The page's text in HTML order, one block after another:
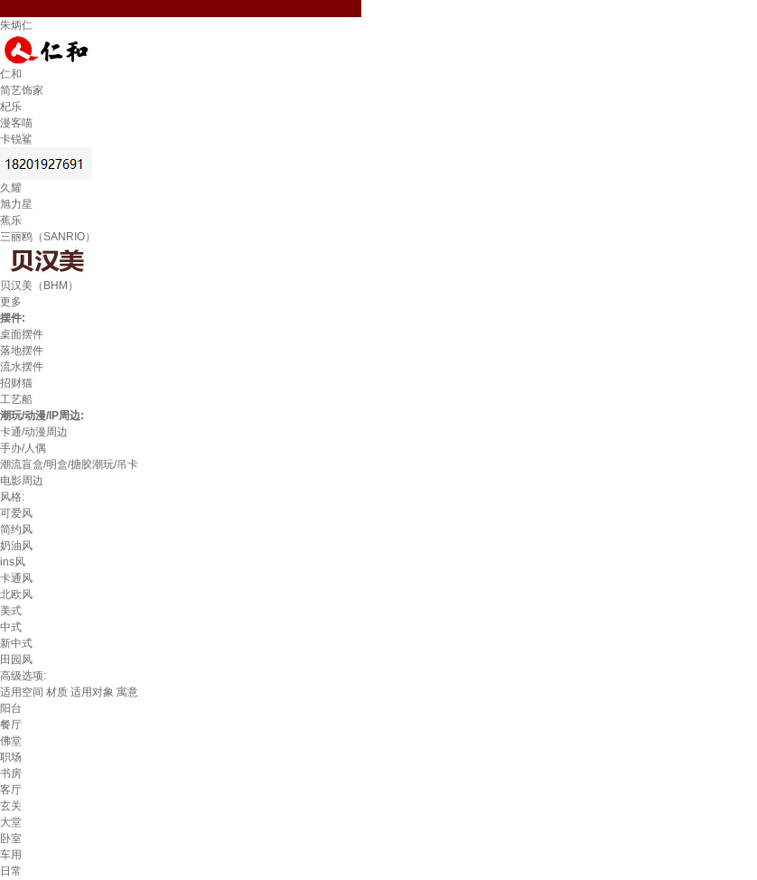
朱炳仁
仁和
简艺饰家
杞乐
漫客喵
卡锐鲨
久耀
旭力星
蕉乐
三丽鸥（SANRIO）
贝汉美（BHM）
更多
摆件:
桌面摆件
落地摆件
流水摆件
招财猫
工艺船
潮玩/动漫/IP周边:
卡通/动漫周边
手办/人偶
潮流盲盒/明盒/搪胶潮玩/吊卡
电影周边
风格:
可爱风
简约风
奶油风
ins风
卡通风
北欧风
美式
中式
新中式
田园风
高级选项:
适用空间 材质 适用对象 寓意
阳台
餐厅
佛堂
职场
书房
客厅
玄关
大堂
卧室
车用
日常